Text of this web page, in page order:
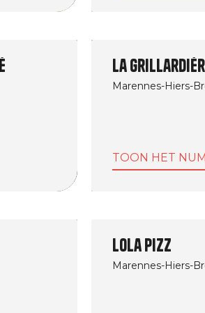
La
Marennes-Hiers-
TOON HET
Lola Pizz
Marennes-Hiers-